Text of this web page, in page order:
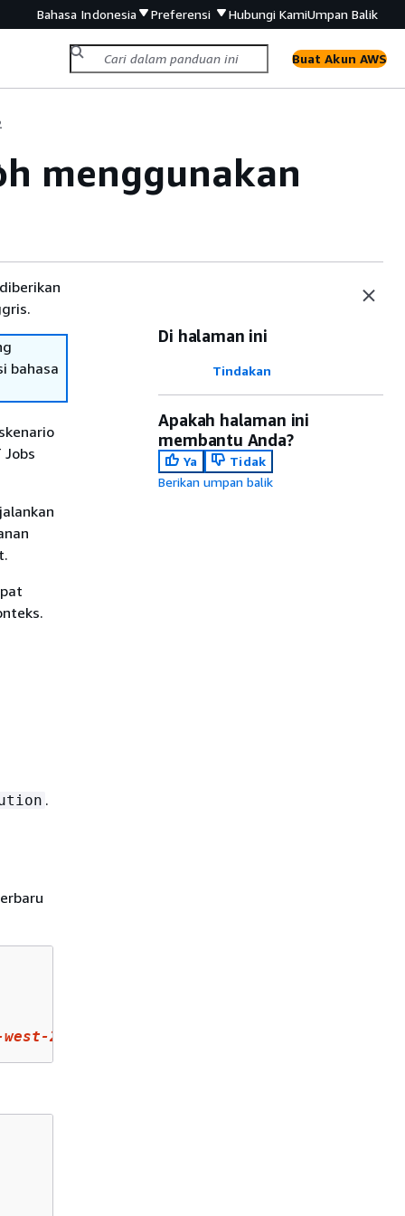
Bahasa Indonesia Preferensi Hubungi KamiUmpan Balik
Buat Akun AWS
menggunakan
bahasa
Jobs
.
2
Di halaman ini
Tindakan
Apakah halaman ini
membantu Anda?
Ya
Tidak
Berikan umpan balik